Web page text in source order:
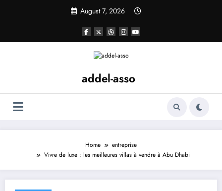
August 7, 2026
addel-asso
Home
entreprise
Vivre de luxe : les meilleures villas à vendre à Abu Dhabi